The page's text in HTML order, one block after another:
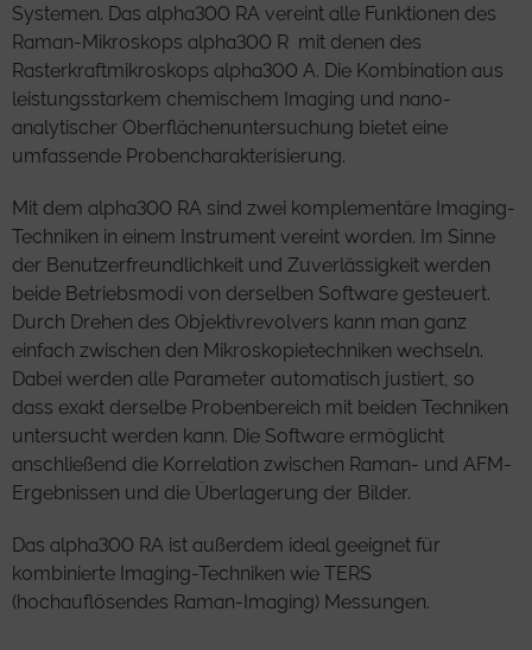
Systemen. Das alpha300 RA vereint alle Funktionen des
Raman-Mikroskops alpha300 R mit denen des
Rasterkraftmikroskops alpha300 A. Die Kombination aus
leistungsstarkem chemischem Imaging und nano-
analytischer Oberflächenuntersuchung bietet eine
umfassende Probencharakterisierung.
Mit dem alpha300 RA sind zwei komplementäre Imaging-
Techniken in einem Instrument vereint worden. Im Sinne
der Benutzerfreundlichkeit und Zuverlässigkeit werden
beide Betriebsmodi von derselben Software gesteuert.
Durch Drehen des Objektivrevolvers kann man ganz
einfach zwischen den Mikroskopietechniken wechseln.
Dabei werden alle Parameter automatisch justiert, so
dass exakt derselbe Probenbereich mit beiden Techniken
untersucht werden kann. Die Software ermöglicht
anschließend die Korrelation zwischen Raman- und AFM-
Ergebnissen und die Überlagerung der Bilder.
Das alpha300 RA ist außerdem ideal geeignet für
kombinierte Imaging-Techniken wie TERS
(hochauflösendes Raman-Imaging) Messungen.